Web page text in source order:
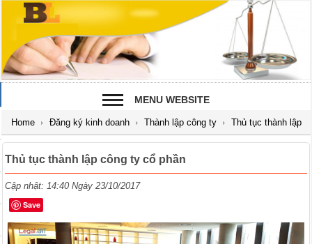
MENU WEBSITE
Home Đăng ký kinh doanh Thành lập công ty Thủ tục thành lập
Thủ tục thành lập công ty cổ phần
Cập nhật: 14:40 Ngày 23/10/2017
Save